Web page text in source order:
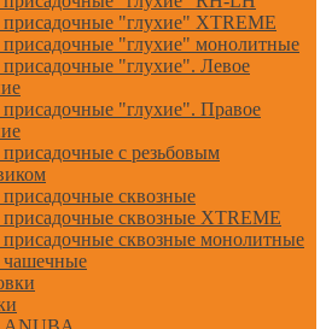
присадочные "глухие" XTREME
присадочные "глухие" монолитные
"глухие". Левое
"глухие". Правое
с резьбовым
сквозные
присадочные сквозные XTREME
присадочные сквозные монолитные
чашечные